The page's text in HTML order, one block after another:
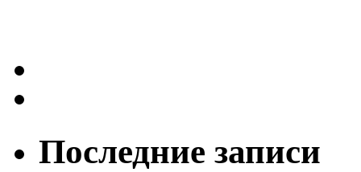
Последние записи